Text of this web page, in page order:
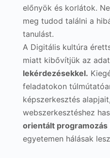
előnyök és korlátok.
meg tudod találni a
tanulást.
A Digitális kultúra
miatt kibővítjük az
lekérdezésekkel.
feladatokon
képszerkesztés
webszerkesztéshez
orientált programozás
egyetemen hálásak